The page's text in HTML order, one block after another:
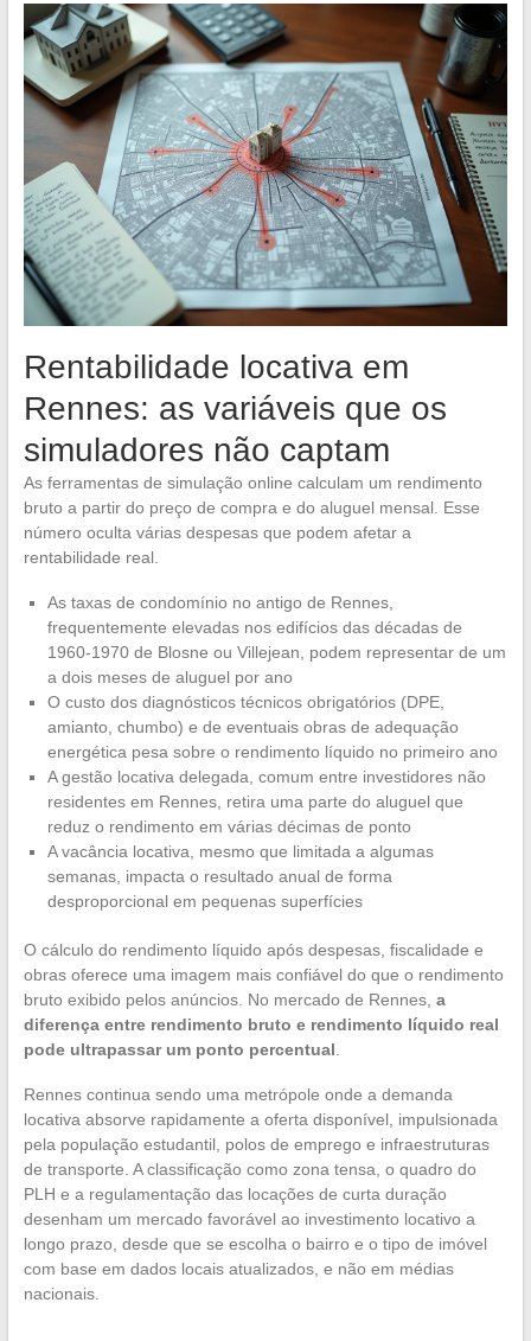
Rentabilidade locativa em
Rennes: as variáveis que os
simuladores não captam
As ferramentas de simulação online calculam um rendimento
bruto a partir do preço de compra e do aluguel mensal. Esse
número oculta várias despesas que podem afetar a
rentabilidade real.
As taxas de condomínio no antigo de Rennes,
frequentemente elevadas nos edifícios das décadas de
1960-1970 de Blosne ou Villejean, podem representar de um
a dois meses de aluguel por ano
O custo dos diagnósticos técnicos obrigatórios (DPE,
amianto, chumbo) e de eventuais obras de adequação
energética pesa sobre o rendimento líquido no primeiro ano
A gestão locativa delegada, comum entre investidores não
residentes em Rennes, retira uma parte do aluguel que
reduz o rendimento em várias décimas de ponto
A vacância locativa, mesmo que limitada a algumas
semanas, impacta o resultado anual de forma
desproporcional em pequenas superfícies
O cálculo do rendimento líquido após despesas, fiscalidade e
obras oferece uma imagem mais confiável do que o rendimento
bruto exibido pelos anúncios. No mercado de Rennes, a
diferença entre rendimento bruto e rendimento líquido real
pode ultrapassar um ponto percentual.
Rennes continua sendo uma metrópole onde a demanda
locativa absorve rapidamente a oferta disponível, impulsionada
pela população estudantil, polos de emprego e infraestruturas
de transporte. A classificação como zona tensa, o quadro do
PLH e a regulamentação das locações de curta duração
desenham um mercado favorável ao investimento locativo a
longo prazo, desde que se escolha o bairro e o tipo de imóvel
com base em dados locais atualizados, e não em médias
nacionais.